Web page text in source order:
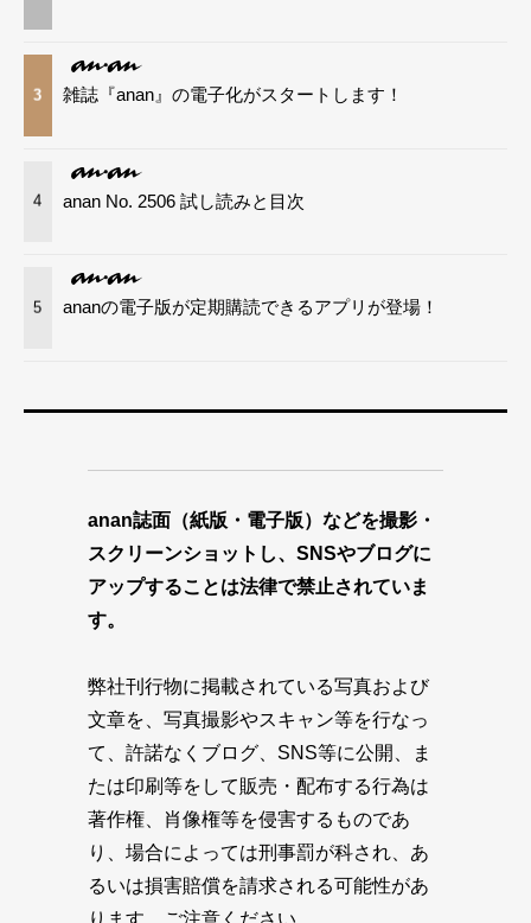
3 雑誌『anan』の電子化がスタートします！
4 anan No. 2506 試し読みと目次
5 ananの電子版が定期購読できるアプリが登場！
anan誌面（紙版・電子版）などを撮影・
スクリーンショットし、SNSやブログに
アップすることは法律で禁止されていま
す。
弊社刊行物に掲載されている写真および
文章を、写真撮影やスキャン等を行なっ
て、許諾なくブログ、SNS等に公開、ま
たは印刷等をして販売・配布する行為は
著作権、肖像権等を侵害するものであ
り、場合によっては刑事罰が科され、あ
るいは損害賠償を請求される可能性があ
ります。ご注意ください。